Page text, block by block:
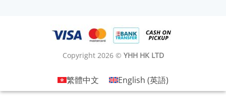
Copyright 2026 © YHH HK LTD
繁體中文 English (英語)